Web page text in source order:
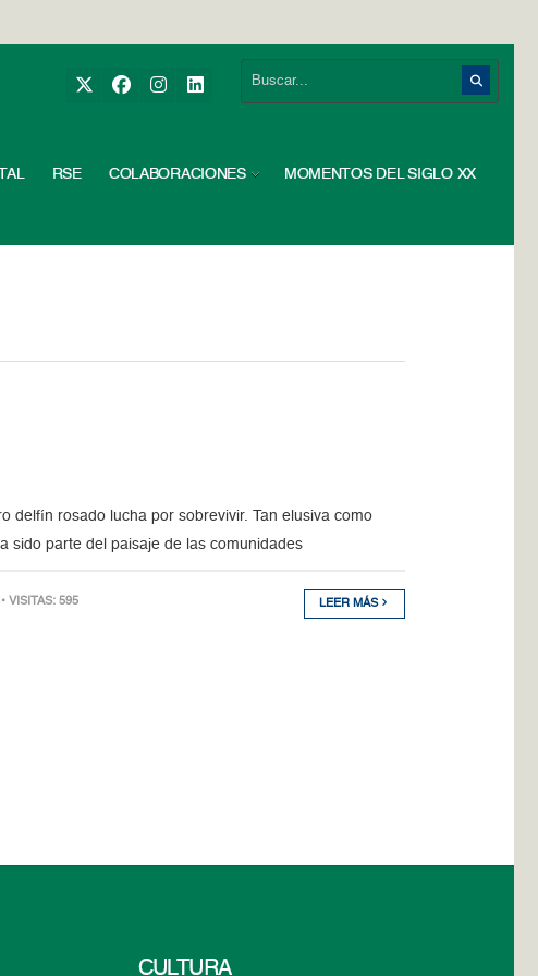
RSE COLABORACIONES MOMENTOS DEL SIGLO XX
delfín rosado lucha por sobrevivir. Tan elusiva como
sido parte del paisaje de las comunidades
• VISITAS: 595 LEER MÁS
CULTURA